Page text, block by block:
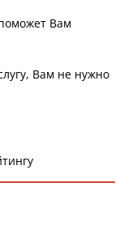
Вам
Вам не нужно